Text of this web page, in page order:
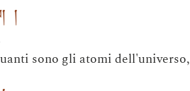
།
sono gli atomi dell'universo,